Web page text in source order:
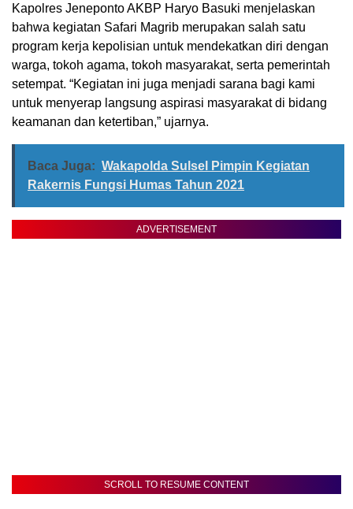
Kapolres Jeneponto AKBP Haryo Basuki menjelaskan
bahwa kegiatan Safari Magrib merupakan salah satu
program kerja kepolisian untuk mendekatkan diri dengan
warga, tokoh agama, tokoh masyarakat, serta pemerintah
setempat. “Kegiatan ini juga menjadi sarana bagi kami
untuk menyerap langsung aspirasi masyarakat di bidang
keamanan dan ketertiban,” ujarnya.
Baca Juga: Wakapolda Sulsel Pimpin Kegiatan
Rakernis Fungsi Humas Tahun 2021
ADVERTISEMENT
SCROLL TO RESUME CONTENT